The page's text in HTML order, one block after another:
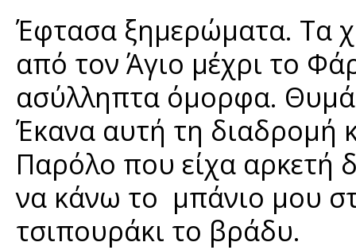
Έφτασα ξημερώματα. Τα
από τον Άγιο μέχρι το
ασύλληπτα όμορφα.
Έκανα αυτή τη διαδρομή
Παρόλο που είχα αρκετή
να κάνω το μπάνιο μου
τσιπουράκι το βράδυ.